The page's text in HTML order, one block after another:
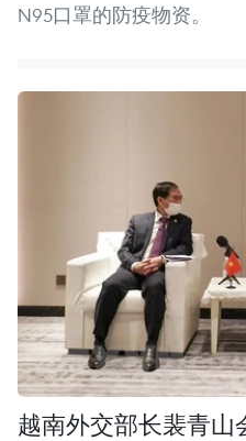
N95口罩的防疫物资。
越南外交部长裴青山